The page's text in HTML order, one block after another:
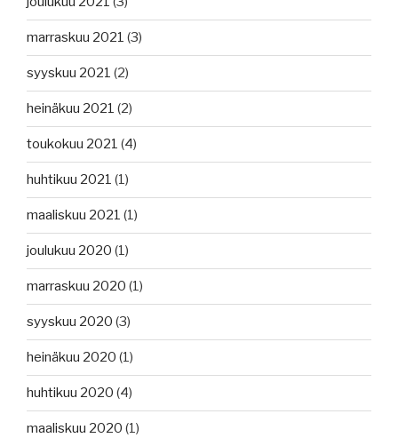
marraskuu 2021 (3)
syyskuu 2021 (2)
heinäkuu 2021 (2)
toukokuu 2021 (4)
huhtikuu 2021 (1)
maaliskuu 2021 (1)
joulukuu 2020 (1)
marraskuu 2020 (1)
syyskuu 2020 (3)
heinäkuu 2020 (1)
huhtikuu 2020 (4)
maaliskuu 2020 (1)